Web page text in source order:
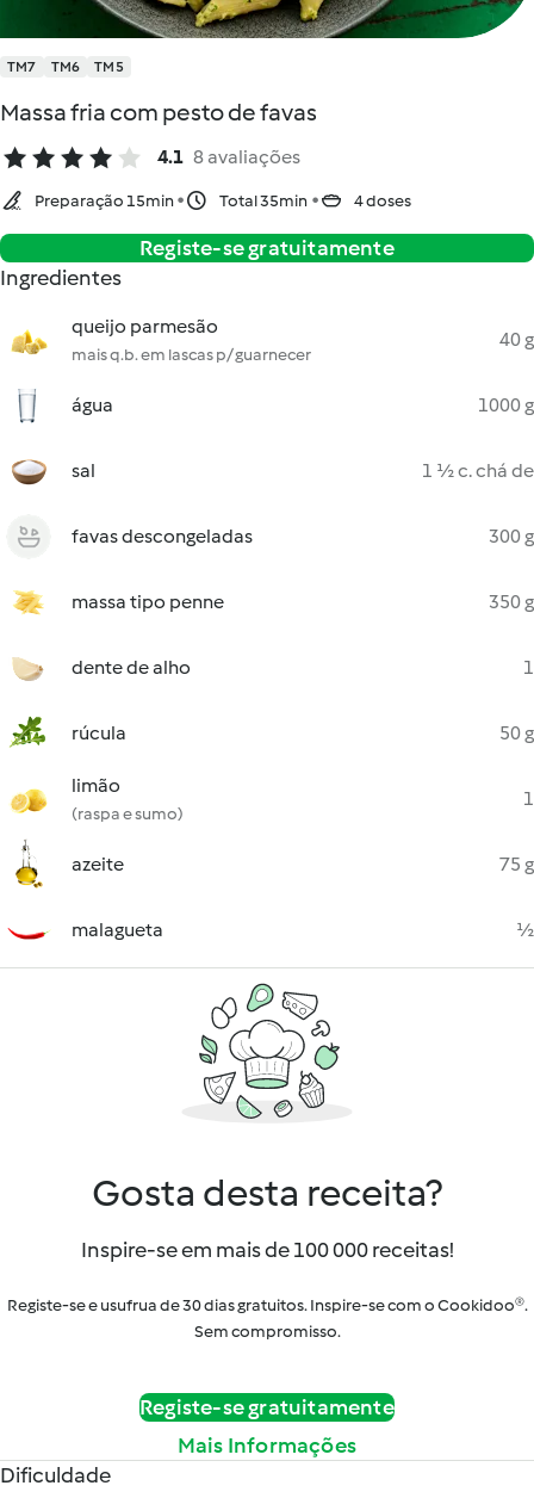
TM7 TM6 TM5
Massa fria com pesto de favas
4.1 8 avaliações
Preparação 15min Total 35min 4 doses
Registe-se gratuitamente
Ingredientes
queijo parmesão
mais q.b. em lascas p/ guarnecer
40 g
água 1000 g
sal 1 ½ c. chá de
favas descongeladas 300 g
massa tipo penne 350 g
dente de alho 1
rúcula 50 g
limão
(raspa e sumo)
1
azeite 75 g
malagueta ½
Gosta desta receita?
Inspire-se em mais de 100 000 receitas!
Registe-se e usufrua de 30 dias gratuitos. Inspire-se com o Cookidoo®.
Sem compromisso.
Registe-se gratuitamente
Mais Informações
Dificuldade